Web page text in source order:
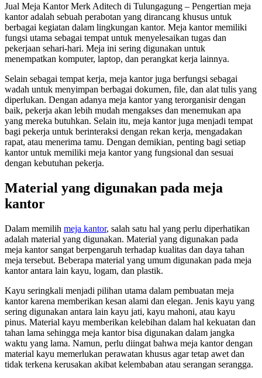
Jual Meja Kantor Merk Aditech di Tulungagung – Pengertian meja
kantor adalah sebuah perabotan yang dirancang khusus untuk
berbagai kegiatan dalam lingkungan kantor. Meja kantor memiliki
fungsi utama sebagai tempat untuk menyelesaikan tugas dan
pekerjaan sehari-hari. Meja ini sering digunakan untuk
menempatkan komputer, laptop, dan perangkat kerja lainnya.
Selain sebagai tempat kerja, meja kantor juga berfungsi sebagai
wadah untuk menyimpan berbagai dokumen, file, dan alat tulis yang
diperlukan. Dengan adanya meja kantor yang terorganisir dengan
baik, pekerja akan lebih mudah mengakses dan menemukan apa
yang mereka butuhkan. Selain itu, meja kantor juga menjadi tempat
bagi pekerja untuk berinteraksi dengan rekan kerja, mengadakan
rapat, atau menerima tamu. Dengan demikian, penting bagi setiap
kantor untuk memiliki meja kantor yang fungsional dan sesuai
dengan kebutuhan pekerja.
Material yang digunakan pada meja
kantor
Dalam memilih meja kantor, salah satu hal yang perlu diperhatikan
adalah material yang digunakan. Material yang digunakan pada
meja kantor sangat berpengaruh terhadap kualitas dan daya tahan
meja tersebut. Beberapa material yang umum digunakan pada meja
kantor antara lain kayu, logam, dan plastik.
Kayu seringkali menjadi pilihan utama dalam pembuatan meja
kantor karena memberikan kesan alami dan elegan. Jenis kayu yang
sering digunakan antara lain kayu jati, kayu mahoni, atau kayu
pinus. Material kayu memberikan kelebihan dalam hal kekuatan dan
tahan lama sehingga meja kantor bisa digunakan dalam jangka
waktu yang lama. Namun, perlu diingat bahwa meja kantor dengan
material kayu memerlukan perawatan khusus agar tetap awet dan
tidak terkena kerusakan akibat kelembaban atau serangan serangga.